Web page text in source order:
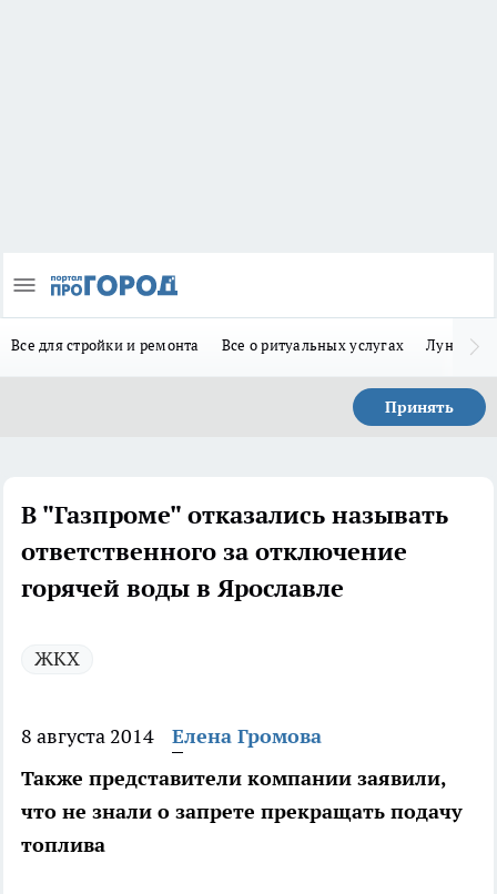
Все для стройки и ремонта Все о ритуальных услугах Лунно-
Принять
В "Газпроме" отказались называть
ответственного за отключение
горячей воды в Ярославле
ЖКХ
8 августа 2014
Елена Громова
Также представители компании заявили,
что не знали о запрете прекращать подачу
топлива